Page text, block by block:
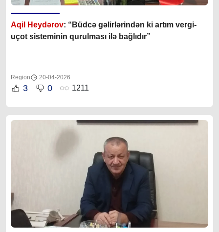
Aqil Heydərov: “Büdcə gəlirlərindən ki artım vergi-
uçot sisteminin qurulması ilə bağlıdır”
Region 20-04-2026
3 0 1211